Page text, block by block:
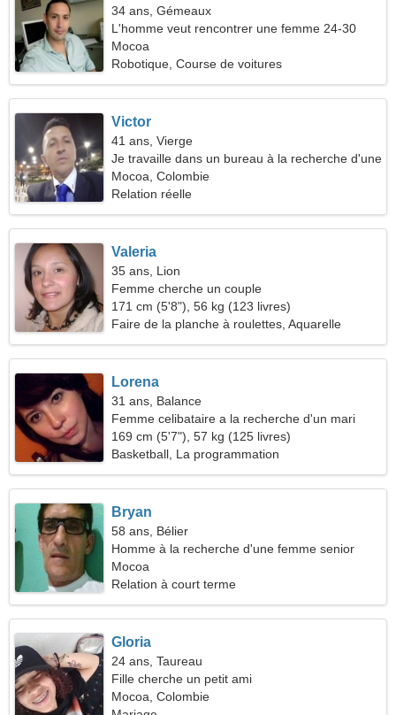
34 ans, Gémeaux
L'homme veut rencontrer une femme 24-30
Mocoa
Robotique, Course de voitures
Victor
41 ans, Vierge
Je travaille dans un bureau à la recherche d'une
femme sociable
Mocoa, Colombie
Relation réelle
Valeria
35 ans, Lion
Femme cherche un couple
171 cm (5'8"), 56 kg (123 livres)
Faire de la planche à roulettes, Aquarelle
Lorena
31 ans, Balance
Femme celibataire a la recherche d'un mari
169 cm (5'7"), 57 kg (125 livres)
Basketball, La programmation
Bryan
58 ans, Bélier
Homme à la recherche d'une femme senior
Mocoa
Relation à court terme
Gloria
24 ans, Taureau
Fille cherche un petit ami
Mocoa, Colombie